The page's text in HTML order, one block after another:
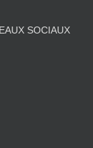
SOCIAUX